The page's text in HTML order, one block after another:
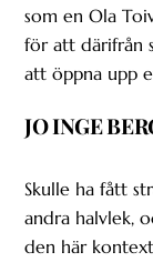
som en Ola
för att därifrån
att öppna upp
JO INGE
Skulle ha fått
andra halvlek,
den här